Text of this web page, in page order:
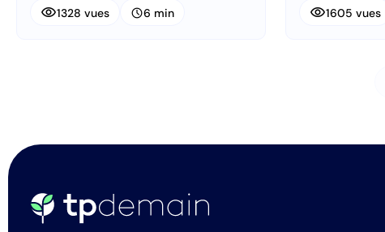
visibility1328 vues schedule6 min visibility1605 vues